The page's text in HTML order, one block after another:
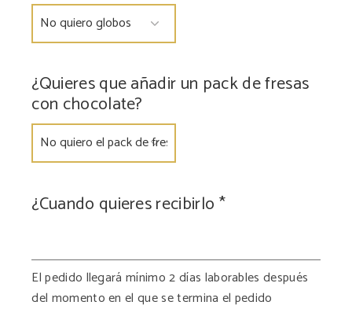
¿Quieres que añadir un pack de fresas
con chocolate?
¿Cuando quieres recibirlo*
El pedido llegará mínimo 2 días laborables después
del momento en el que se termina el pedido